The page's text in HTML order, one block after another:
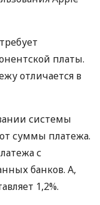
платы.
отличается в
системы
от суммы платежа.
с
банков. А,
1,2%.